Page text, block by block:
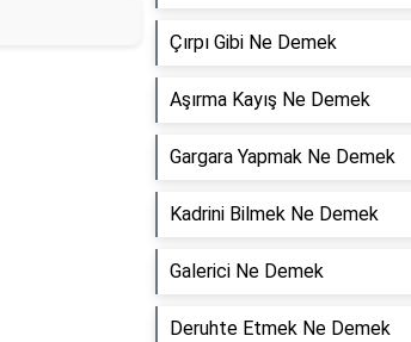
Çırpı Gibi Ne Demek
Aşırma Kayış Ne Demek
Gargara Yapmak Ne Demek
Kadrini Bilmek Ne Demek
Galerici Ne Demek
Deruhte Etmek Ne Demek